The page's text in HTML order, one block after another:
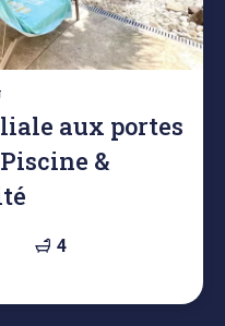
aux portes
&
4